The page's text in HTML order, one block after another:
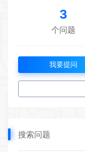
3
个问题
我要提问
搜索问题